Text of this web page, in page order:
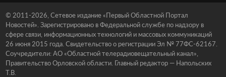
© 2011-2026, Сетевое издание «Первый Областной Портал
Новостей». Зарегистрировано в Федеральной службе по надзору в
сфере связи, информационных технологий и массовых коммуникаций
26 июня 2015 года. Свидетельство о регистрации Эл № 77ФС-62167.
Соучредители: АО «Областной телерадиовещательный канал»,
Правительство Орловской области. Главный редактор — Напольских
Т.В.